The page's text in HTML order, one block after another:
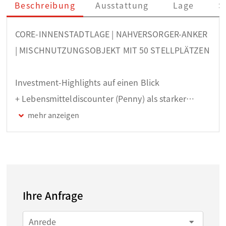
Beschreibung Ausstattung Lage
CORE-INNENSTADTLAGE | NAHVERSORGER-ANKER
| MISCHNUTZUNGSOBJEKT MIT 50 STELLPLÄTZEN
Investment-Highlights auf einen Blick
+ Lebensmitteldiscounter (Penny) als starker
Frequenzanker mit über 10 Jahren Festlaufzeit!!
+ Zentrale Fußgängerzonenlage
+ 50 Pkw-Stellplätze
+ Nachhaltige Mischnutzung
Ihre Anfrage
Anrede